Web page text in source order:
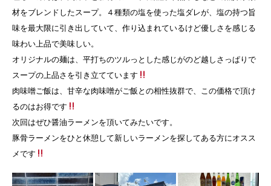
材をブレンドしたスープ。４種類の塩を使った塩ダレが、塩の持つ旨
味を最大限に引き出していて、作り込まれているけど優しさを感じる
味わい上品で美味しい。
オリジナルの麺は、平打ちのツルっとした感じがのど越しさっぱりで
スープの上品さを引き立てています
肉味噌ご飯は、甘辛な肉味噌がご飯との相性抜群で、この価格で頂け
るのはお得です
次回はぜひ醤油ラーメンを頂いてみたいです。
豚骨ラーメンをひと休憩して新しいラーメンを探してある方にオスス
メです